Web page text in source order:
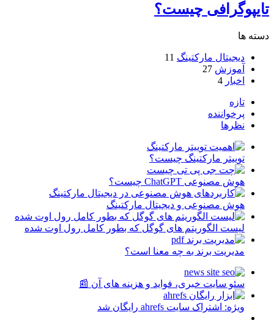
تایپوگرافی چیست؟
دسته ها
دیجیتال مارکتینگ 11
آموزش 27
اخبار 4
تازه
پرخواننده
نظرها
توییتر مارکتینگ چیست؟
هوش مصنوعی ChatGPT چیست؟
هوش مصنوعی و دیجیتال مارکتینگ
لیست الگوریتم های گوگل که بطور کامل رول اوت شده
مدیریت برند به چه معنا است؟
سئو سایت خبری، فواید و هزینه های آن 📰
ویژه: اشتراک سایت ahrefs رایگان شد